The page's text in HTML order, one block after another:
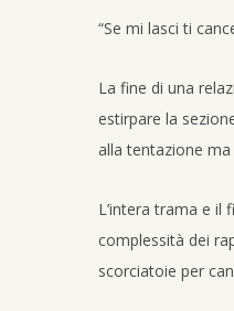
“Se mi lasci ti
La fine di una
estirpare la
alla tentazione
L’intera trama e il
complessità dei
scorciatoie per